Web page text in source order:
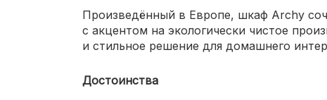
Произведённый в Европе, шкаф Archy
с акцентом на экологически чистое
и стильное решение для домашнего
Достоинства